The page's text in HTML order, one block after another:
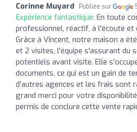
Corinne Muyard Publiée sur
Expérience fantastique: En toute
professionnel, réactif, à l'écoute et
Grâce à Vincent, notre maison a
et 2 visites, l'équipe s'assurant du
potentiels avant visite. Elle
documents, ce qui est un gain de
d'autres agences et les frais sont
grand merci pour votre
permis de conclure cette vente